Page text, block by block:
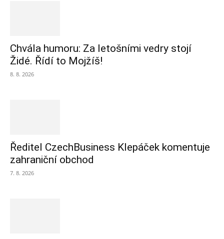
Chvála humoru: Za letošními vedry stojí
Židé. Řídí to Mojžíš!
8. 8. 2026
Ředitel CzechBusiness Klepáček komentuje
zahraniční obchod
7. 8. 2026